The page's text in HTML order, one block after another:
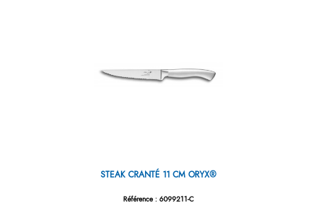
STEAK CRANTÉ 11 CM ORYX®
Référence : 6099211-C